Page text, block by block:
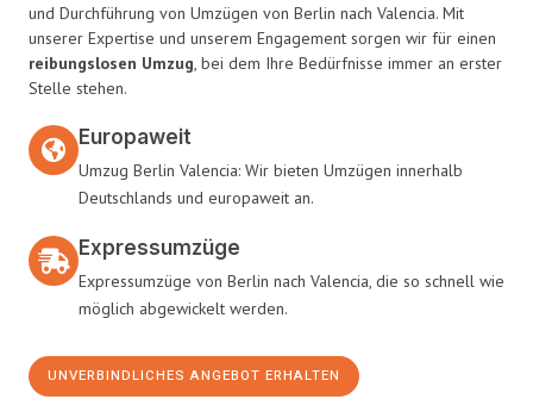
und Durchführung von Umzügen von Berlin nach Valencia. Mit
unserer Expertise und unserem Engagement sorgen wir für einen
reibungslosen Umzug, bei dem Ihre Bedürfnisse immer an erster
Stelle stehen.
Europaweit
Umzug Berlin Valencia: Wir bieten Umzügen innerhalb
Deutschlands und europaweit an.
Expressumzüge
Expressumzüge von Berlin nach Valencia, die so schnell wie
möglich abgewickelt werden.
UNVERBINDLICHES ANGEBOT ERHALTEN